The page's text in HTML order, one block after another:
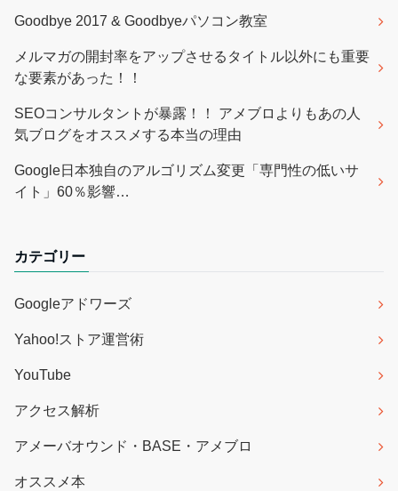
Goodbye 2017 & Goodbyeパソコン教室
メルマガの開封率をアップさせるタイトル以外にも重要
な要素があった！！
SEOコンサルタントが暴露！！ アメブロよりもあの人
気ブログをオススメする本当の理由
Google日本独自のアルゴリズム変更「専門性の低いサ
イト」60％影響…
カテゴリー
Googleアドワーズ
Yahoo!ストア運営術
YouTube
アクセス解析
アメーバオウンド・BASE・アメブロ
オススメ本